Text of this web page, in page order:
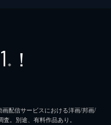
※ ！
配信サービスにおける洋画/邦画/
。別途、有料作品あり。